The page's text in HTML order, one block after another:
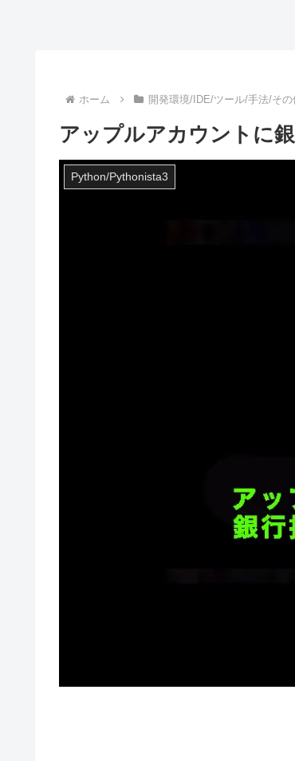
ホーム 開発環境/IDE/ツール/手法/その
アップルアカウントに
Python/Pythonista3